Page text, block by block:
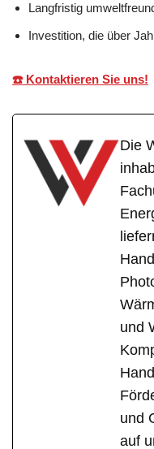
Langfristig
Investition, die über
☎️ Kontaktieren Sie uns!
Die
und
und
auf